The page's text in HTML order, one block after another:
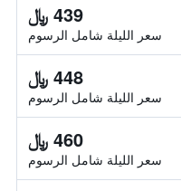
439 ﷼
سعر الليلة شامل الرسوم
448 ﷼
سعر الليلة شامل الرسوم
460 ﷼
سعر الليلة شامل الرسوم